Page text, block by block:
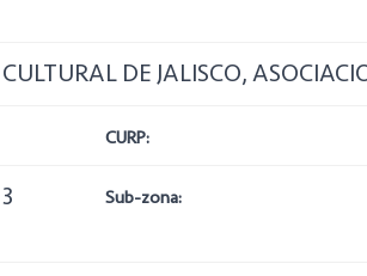
CULTURAL DE JALISCO,
CURP:
3 Sub-zona: